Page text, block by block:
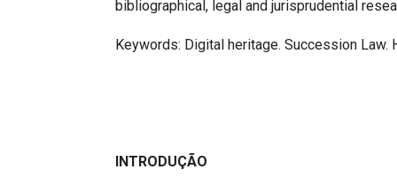
bibliographical, legal and jurisprudential
Keywords: Digital heritage. Succession
INTRODUÇÃO